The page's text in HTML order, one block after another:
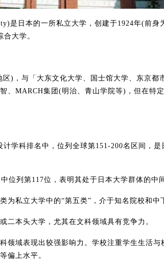
是日本的一所私立大学，创建于1924年(前身
大学。
)，与「大东文化大学、国士馆大学、东京都
、MARCH集团(明治、青山学院等)，但在特
计学科排名中，位列全球第151-200名区间，是
位列第117位，表明其处于日本大学群体的中
为私立大学中的“第五类”，介于知名院校和中
二本头大学，尤其在文科领域具有竞争力。‌‌
领域表现出较强影响力。学校注重学生生活与
偏上水平。‌‌